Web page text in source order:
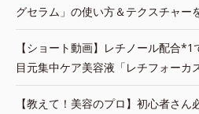
グセラム」の使い方＆テクスチャー
【ショート動画】レチノール配合
目元集中ケア美容液「レチフォーカ
【教えて！美容のプロ】初心者さ